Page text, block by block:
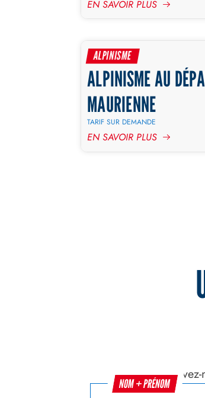
EN SAVOIR PLUS
ALPINISME
ALPINISME AU
MAURIENNE
TARIF SUR DEMANDE
EN SAVOIR PLUS
Ou
NOM + PRÉNOM